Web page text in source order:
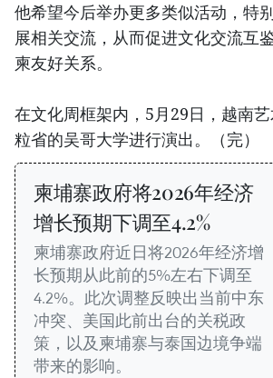
他希望今后举办更多类似活动，特
展相关交流，从而促进文化交流互
柬友好关系。
在文化周框架内，5月29日，越南
粒省的吴哥大学进行演出。（完）
柬埔寨政府将2026年经济
增长预期下调至4.2%
柬埔寨政府近日将2026年经济增
长预期从此前的5%左右下调至
4.2%。此次调整反映出当前中东
冲突、美国此前出台的关税政
策，以及柬埔寨与泰国边境争端
带来的影响。